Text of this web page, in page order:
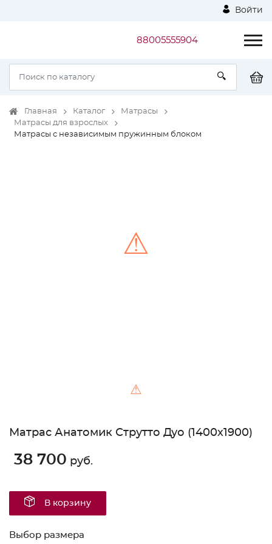
Войти
88005555904
Главная Каталог
Матрасы
Матрасы для взрослых
Матрасы с независимым пружинным блоком
⚠
⚠
Матрас Анатомик Струтто Дуо (1400х1900)
38 700 руб.
В корзину
Выбор размера